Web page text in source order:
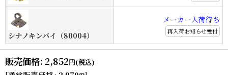
シナノキンバイ（80004）
メーカー入荷待ち
再入荷お知らせ受付
販売価格: 2,852円(税込)